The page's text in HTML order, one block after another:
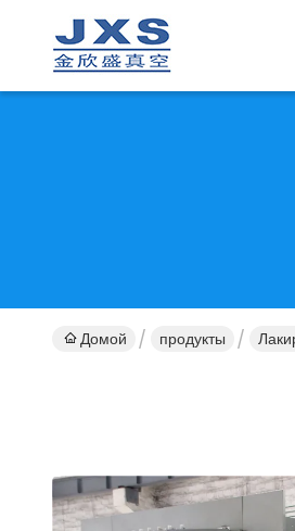
Домой продукты